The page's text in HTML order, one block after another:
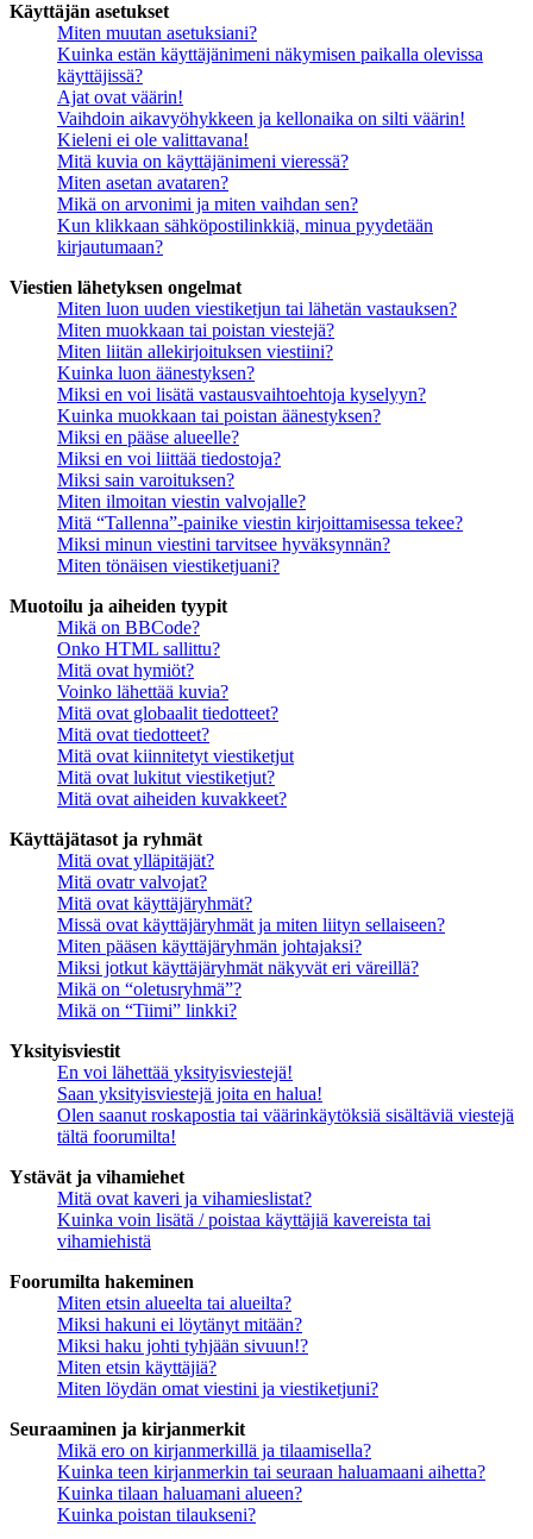
Käyttäjän asetukset
Miten muutan asetuksiani?
Kuinka estän käyttäjänimeni näkymisen paikalla olevissa
käyttäjissä?
Ajat ovat väärin!
Vaihdoin aikavyöhykkeen ja kellonaika on silti väärin!
Kieleni ei ole valittavana!
Mitä kuvia on käyttäjänimeni vieressä?
Miten asetan avataren?
Mikä on arvonimi ja miten vaihdan sen?
Kun klikkaan sähköpostilinkkiä, minua pyydetään
kirjautumaan?
Viestien lähetyksen ongelmat
Miten luon uuden viestiketjun tai lähetän vastauksen?
Miten muokkaan tai poistan viestejä?
Miten liitän allekirjoituksen viestiini?
Kuinka luon äänestyksen?
Miksi en voi lisätä vastausvaihtoehtoja kyselyyn?
Kuinka muokkaan tai poistan äänestyksen?
Miksi en pääse alueelle?
Miksi en voi liittää tiedostoja?
Miksi sain varoituksen?
Miten ilmoitan viestin valvojalle?
Mitä “Tallenna”-painike viestin kirjoittamisessa tekee?
Miksi minun viestini tarvitsee hyväksynnän?
Miten tönäisen viestiketjuani?
Muotoilu ja aiheiden tyypit
Mikä on BBCode?
Onko HTML sallittu?
Mitä ovat hymiöt?
Voinko lähettää kuvia?
Mitä ovat globaalit tiedotteet?
Mitä ovat tiedotteet?
Mitä ovat kiinnitetyt viestiketjut
Mitä ovat lukitut viestiketjut?
Mitä ovat aiheiden kuvakkeet?
Käyttäjätasot ja ryhmät
Mitä ovat ylläpitäjät?
Mitä ovatr valvojat?
Mitä ovat käyttäjäryhmät?
Missä ovat käyttäjäryhmät ja miten liityn sellaiseen?
Miten pääsen käyttäjäryhmän johtajaksi?
Miksi jotkut käyttäjäryhmät näkyvät eri väreillä?
Mikä on “oletusryhmä”?
Mikä on “Tiimi” linkki?
Yksityisviestit
En voi lähettää yksityisviestejä!
Saan yksityisviestejä joita en halua!
Olen saanut roskapostia tai väärinkäytöksiä sisältäviä viestejä
tältä foorumilta!
Ystävät ja vihamiehet
Mitä ovat kaveri ja vihamieslistat?
Kuinka voin lisätä / poistaa käyttäjiä kavereista tai
vihamiehistä
Foorumilta hakeminen
Miten etsin alueelta tai alueilta?
Miksi hakuni ei löytänyt mitään?
Miksi haku johti tyhjään sivuun!?
Miten etsin käyttäjiä?
Miten löydän omat viestini ja viestiketjuni?
Seuraaminen ja kirjanmerkit
Mikä ero on kirjanmerkillä ja tilaamisella?
Kuinka teen kirjanmerkin tai seuraan haluamaani aihetta?
Kuinka tilaan haluamani alueen?
Kuinka poistan tilaukseni?